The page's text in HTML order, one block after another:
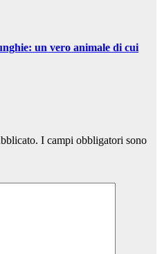
un vero animale di cui
I campi obbligatori sono